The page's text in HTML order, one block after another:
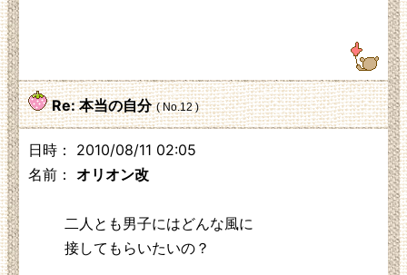
Re: 本当の自分 ( No.12 )
日時： 2010/08/11 02:05
名前： オリオン改
二人とも男子にはどんな風に
接してもらいたいの？